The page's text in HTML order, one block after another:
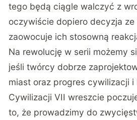
tego będą ciągle walczyć z
oczywiście dopiero decyzja
zaowocuje ich stosowną
Na rewolucję w serii możemy
jeśli twórcy dobrze
miast oraz progres cywilizacji
Cywilizacji VII wreszcie
to, że prowadzimy do